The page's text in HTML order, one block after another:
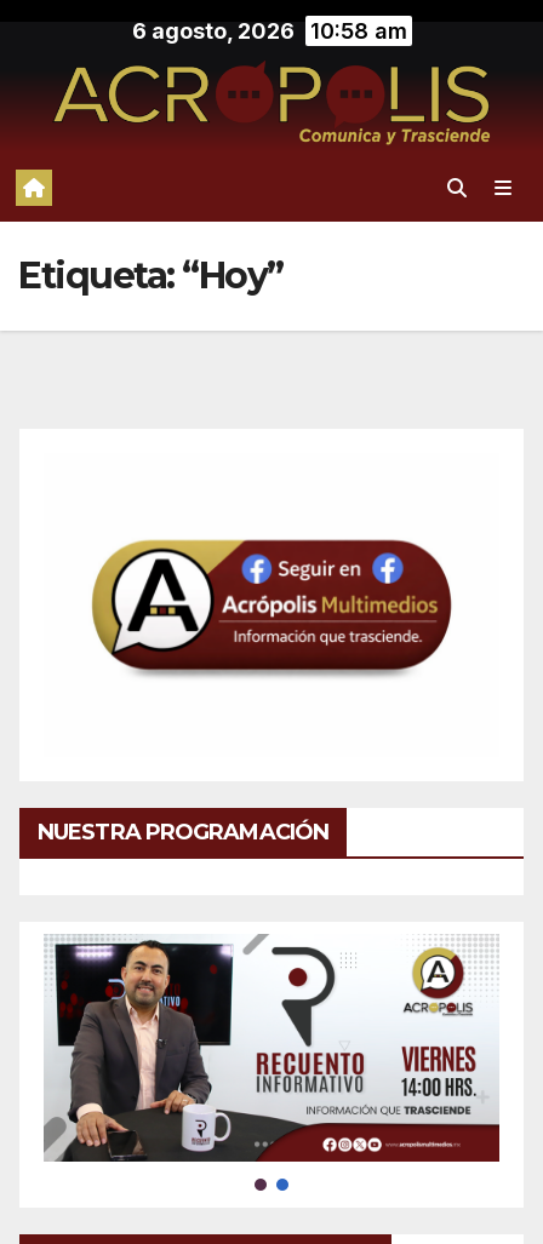
contenido
6 agosto, 2026 10:58 am
Etiqueta:“Hoy”
NUESTRA PROGRAMACIÓN